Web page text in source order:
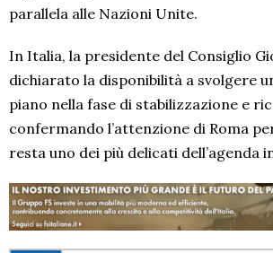
parallela alle Nazioni Unite.
In Italia, la presidente del Consiglio
dichiarato la disponibilità a svolgere
piano nella fase di stabilizzazione e
confermando l’attenzione di Roma
resta uno dei più delicati dell’agenda